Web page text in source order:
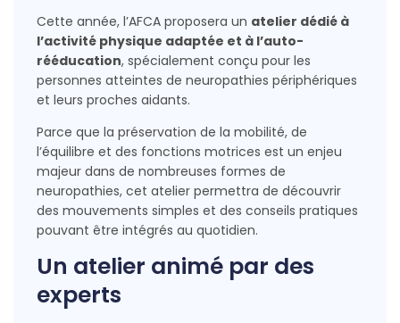
Cette année, l’AFCA proposera un atelier dédié à
l’activité physique adaptée et à l’auto-
rééducation, spécialement conçu pour les
personnes atteintes de neuropathies périphériques
et leurs proches aidants.
Parce que la préservation de la mobilité, de
l’équilibre et des fonctions motrices est un enjeu
majeur dans de nombreuses formes de
neuropathies, cet atelier permettra de découvrir
des mouvements simples et des conseils pratiques
pouvant être intégrés au quotidien.
Un atelier animé par des
experts